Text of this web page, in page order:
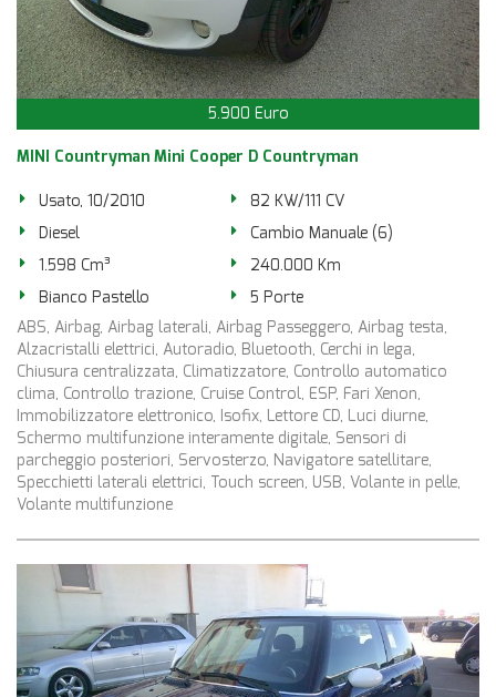
5.900 Euro
MINI Countryman Mini Cooper D Countryman
Usato, 10/2010
82 KW/111 CV
Diesel
Cambio Manuale (6)
1.598 Cm³
240.000 Km
Bianco Pastello
5 Porte
ABS, Airbag, Airbag laterali, Airbag Passeggero, Airbag testa,
Alzacristalli elettrici, Autoradio, Bluetooth, Cerchi in lega,
Chiusura centralizzata, Climatizzatore, Controllo automatico
clima, Controllo trazione, Cruise Control, ESP, Fari Xenon,
Immobilizzatore elettronico, Isofix, Lettore CD, Luci diurne,
Schermo multifunzione interamente digitale, Sensori di
parcheggio posteriori, Servosterzo, Navigatore satellitare,
Specchietti laterali elettrici, Touch screen, USB, Volante in pelle,
Volante multifunzione